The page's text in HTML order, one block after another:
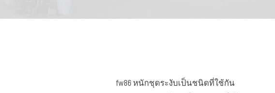
fw86 หนักชุดระงับเป็นชนิดที่ใช้กัน